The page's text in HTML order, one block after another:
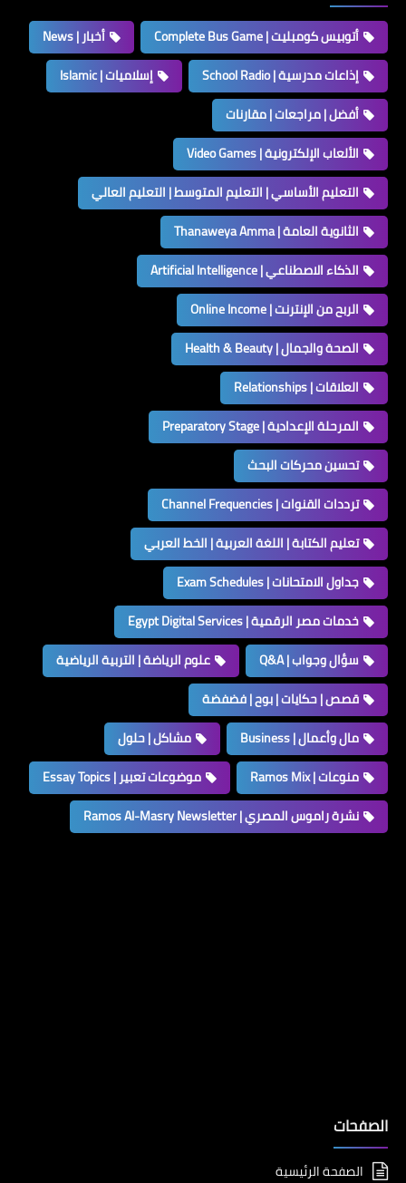
أتوبيس كومبليت | Complete Bus Game
أخبار | News
إذاعات مدرسية | School Radio
إسلاميات | Islamic
أفضل | مراجعات | مقارنات
الألعاب الإلكترونية | Video Games
التعليم الأساسي | التعليم المتوسط | التعليم العالي
الثانوية العامة | Thanaweya Amma
الذكاء الاصطناعي | Artificial Intelligence
الربح من الإنترنت | Online Income
الصحة والجمال | Health & Beauty
العلاقات | Relationships
المرحلة الإعدادية | Preparatory Stage
تحسين محركات البحث
ترددات القنوات | Channel Frequencies
تعليم الكتابة | اللغة العربية | الخط العربي
جداول الامتحانات | Exam Schedules
خدمات مصر الرقمية | Egypt Digital Services
سؤال وجواب | Q&A
علوم الرياضة | التربية الرياضية
قصص | حكايات | بوح | فضفضة
مال وأعمال | Business
مشاكل | حلول
منوعات | Ramos Mix
موضوعات تعبير | Essay Topics
نشرة راموس المصري | Ramos Al-Masry Newsletter
الصفحات
الصفحة الرئيسية